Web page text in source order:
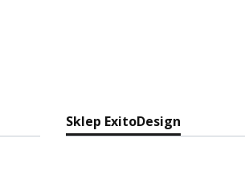
Sklep ExitoDesign